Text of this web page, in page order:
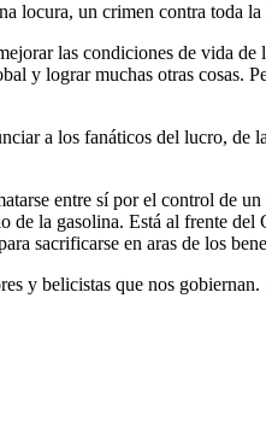
locura, un crimen contra toda
las condiciones de vida
y lograr muchas otras cosas.
a los fanáticos del lucro,
entre sí por el control de
la gasolina. Está al frente
sacrificarse en aras de los
y belicistas que nos